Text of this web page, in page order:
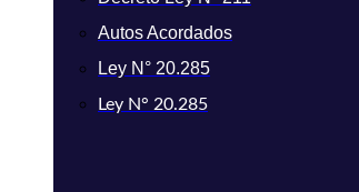
Autos Acordados
Ley N° 20.285
Ley N° 20.285